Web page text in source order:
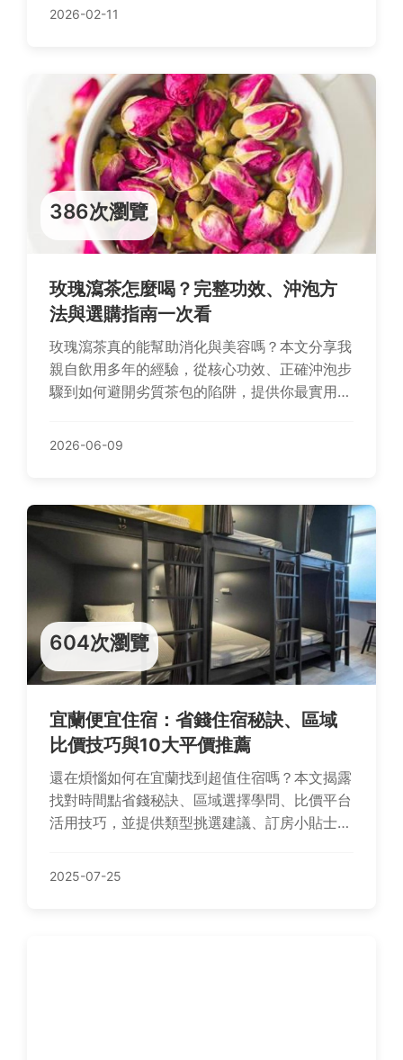
2026-02-11
386次瀏覽
玫瑰瀉茶怎麼喝？完整功效、沖泡方
法與選購指南一次看
玫瑰瀉茶真的能幫助消化與美容嗎？本文分享我
親自飲用多年的經驗，從核心功效、正確沖泡步
驟到如何避開劣質茶包的陷阱，提供你最實用的
2026-06-09
604次瀏覽
宜蘭便宜住宿：省錢住宿秘訣、區域
比價技巧與10大平價推薦
還在煩惱如何在宜蘭找到超值住宿嗎？本文揭露
找對時間點省錢秘訣、區域選擇學問、比價平台
活用技巧，並提供類型挑選建議、訂房小貼士及
平價住宿推薦，讓您輕鬆規劃經濟實惠之旅！
2025-07-25